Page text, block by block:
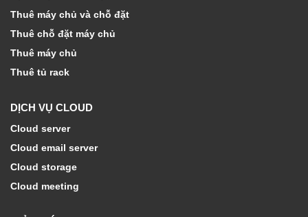
Thuê máy chủ và chỗ đặt
Thuê chỗ đặt máy chủ
Thuê máy chủ
Thuê tủ rack
DỊCH VỤ CLOUD
Cloud server
Cloud email server
Cloud storage
Cloud meeting